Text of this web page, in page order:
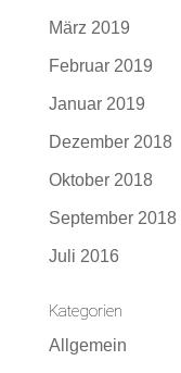
März 2019
Februar 2019
Januar 2019
Dezember 2018
Oktober 2018
September 2018
Juli 2016
Kategorien
Allgemein